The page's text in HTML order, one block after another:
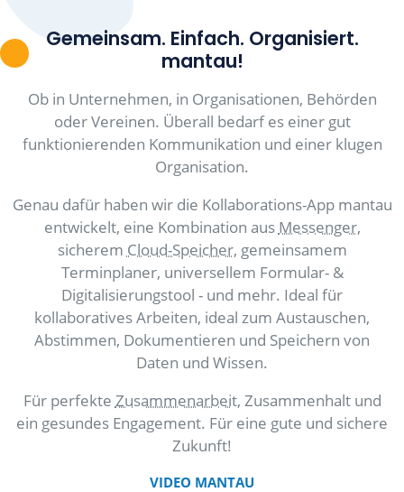
Gemeinsam. Einfach. Organisiert.
mantau!
Ob in Unternehmen, in Organisationen, Behörden
oder Vereinen. Überall bedarf es einer gut
funktionierenden Kommunikation und einer klugen
Organisation.
Genau dafür haben wir die Kollaborations-App mantau
entwickelt, eine Kombination aus Messenger,
sicherem Cloud-Speicher, gemeinsamem
Terminplaner, universellem Formular- &
Digitalisierungstool - und mehr. Ideal für
kollaboratives Arbeiten, ideal zum Austauschen,
Abstimmen, Dokumentieren und Speichern von
Daten und Wissen.
Für perfekte Zusammenarbeit, Zusammenhalt und
ein gesundes Engagement. Für eine gute und sichere
Zukunft!
VIDEO MANTAU